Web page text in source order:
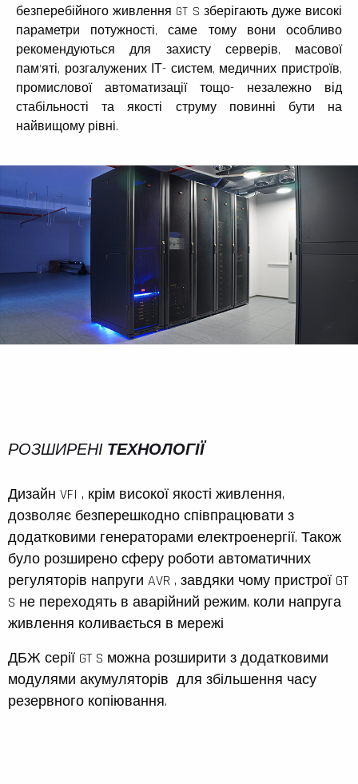
безперебійного живлення GT S зберігають дуже високі
параметри потужності, саме тому вони особливо
рекомендуються для захисту серверів, масової
пам’яті, розгалужених ІТ- систем, медичних пристроїв,
промислової автоматизації тощо- незалежно від
стабільності та якості струму повинні бути на
найвищому рівні.
РОЗШИРЕНІ ТЕХНОЛОГІЇ
Дизайн VFI , крім високої якості живлення,
дозволяє безперешкодно співпрацювати з
додатковими генераторами електроенергії. Також
було розширено сферу роботи автоматичних
регуляторів напруги AVR , завдяки чому пристрої GT
S не переходять в аварійний режим, коли напруга
живлення коливається в мережі
ДБЖ серії GT S можна розширити з додатковими
модулями акумуляторів для збільшення часу
резервного копіювання.